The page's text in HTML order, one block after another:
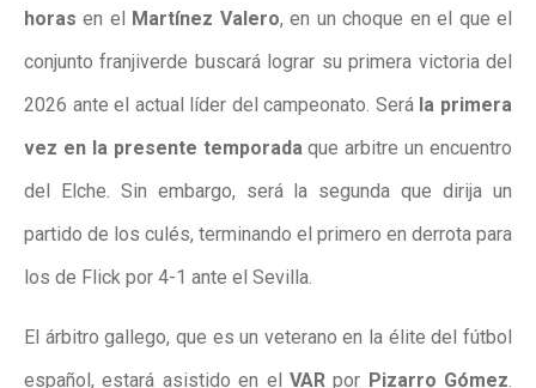
horasen el Martínez Valero, en un choque en el que el
conjunto franjiverde buscará lograr su primera victoria del
2026 ante el actual líder del campeonato. Será la primera
vez en la presente temporada que arbitre un encuentro
del Elche . Sin embargo, será la segunda que dirija un
partido de los culés, terminando el primero en derrota para
los de Flick por 4-1 ante el Sevilla.
El árbitro gallego, que es un veterano en la élite del fútbol
español,estará asistido en el VARpor Pizarro Gómez.